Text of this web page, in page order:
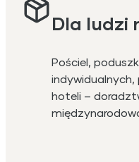
Dla ludzi
Pościel,
hoteli –